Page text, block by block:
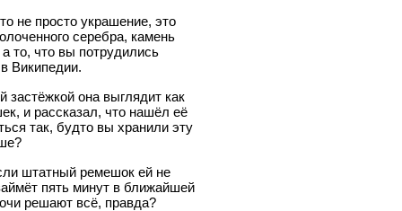
не просто украшение, это
серебра, камень
то, что вы потрудились
Википедии.
она выглядит как
и рассказал, что нашёл её
так, будто вы хранили эту
штатный ремешок ей не
пять минут в ближайшей
решают всё, правда?